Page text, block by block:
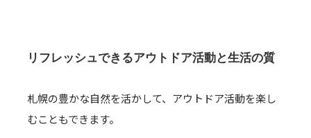
リフレッシュできるアウトドア活動と生活の質
札幌の豊かな自然を活かして、アウトドア活動を楽し
むこともできます。